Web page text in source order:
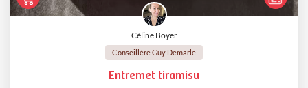
Céline Boyer
Conseillère Guy Demarle
Entremet tiramisu